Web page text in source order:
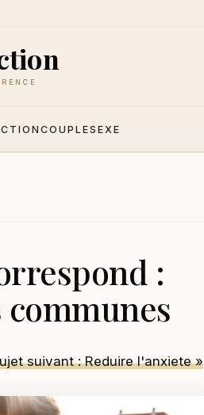
COUPLESEXE
:
suivant : Reduire l'anxiete »